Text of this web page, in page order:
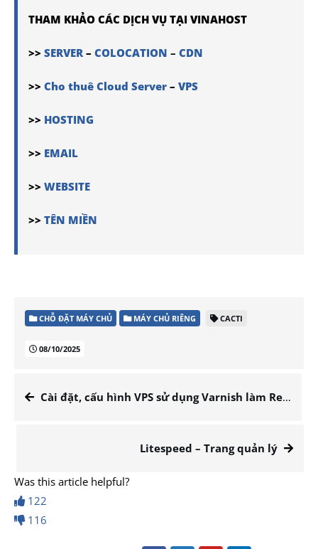
THAM KHẢO CÁC DỊCH VỤ TẠI VINAHOST
>> SERVER – COLOCATION – CDN
>> Cho thuê Cloud Server – VPS
>> HOSTING
>> EMAIL
>> WEBSITE
>> TÊN MIỀN
CHỖ ĐẶT MÁY CHỦ MÁY CHỦ RIÊNG CACTI
08/10/2025
Cài đặt, cấu hình VPS sử dụng Varnish làm Reverse Proxy
Litespeed – Trang quản lý
Was this article helpful?
122
116